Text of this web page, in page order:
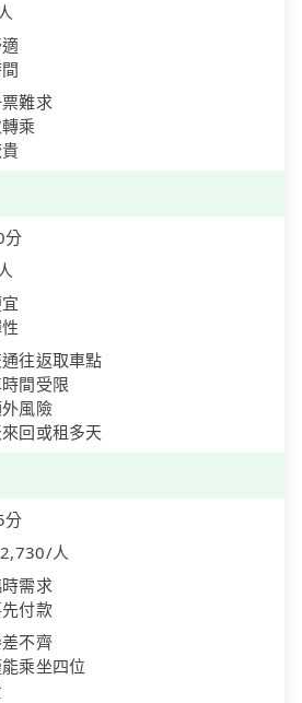
難求
乘
分
往返取車點
間受限
風險
回或租多天
分
人
需求
付款
不齊
乘坐四位